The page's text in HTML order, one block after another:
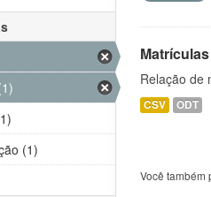
Relação de
CSV ODT
Você também
(1)